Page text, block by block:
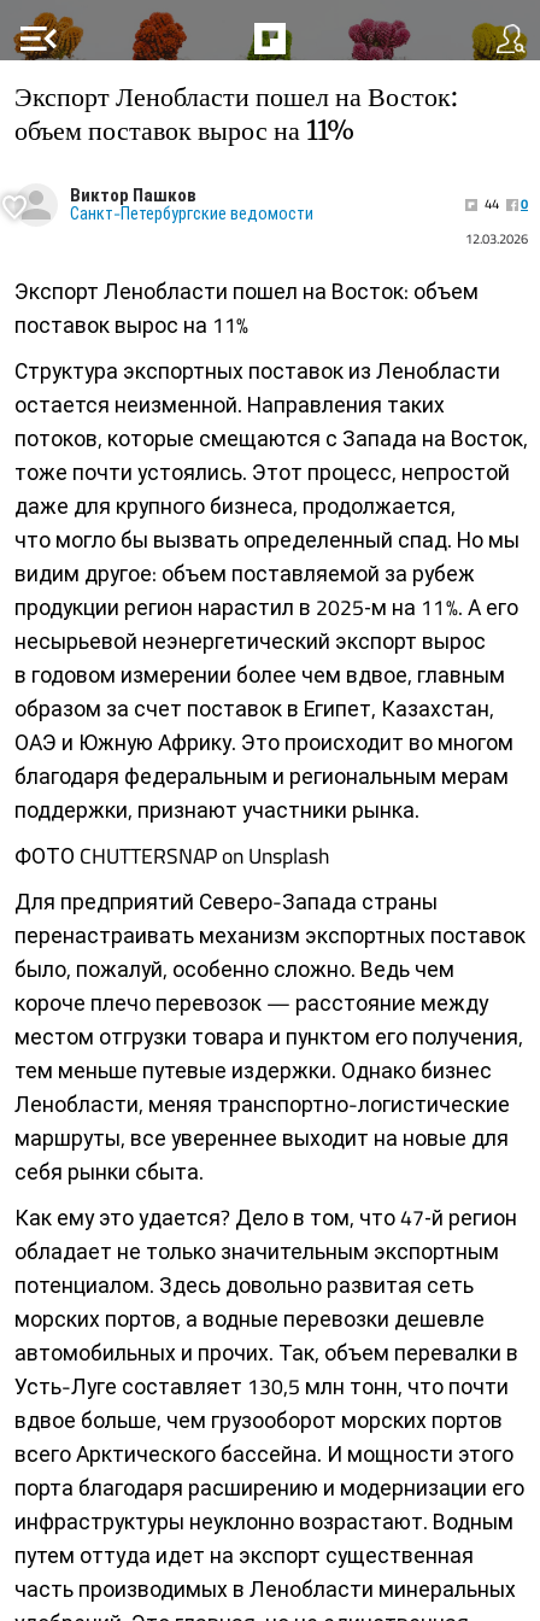
menu_open
Экспорт Ленобласти пошел на Восток:
объем поставок вырос на 11%
Виктор Пашков
Санкт-Петербургские ведомости 44
0
12.03.2026
Экспорт Ленобласти пошел на Восток: объем
поставок вырос на 11%
Структура экспортных поставок из Ленобласти
остается неизменной. Направления таких
потоков, которые смещаются с Запада на Восток,
тоже почти устоялись. Этот процесс, непростой
даже для крупного бизнеса, продолжается,
что могло бы вызвать определенный спад. Но мы
видим другое: объем поставляемой за рубеж
продукции регион нарастил в 2025‑м на 11 %. А его
несырьевой неэнергетический экспорт вырос
в годовом измерении более чем вдвое, главным
образом за счет поставок в Египет, Казахстан,
ОАЭ и Южную Африку. Это происходит во многом
благодаря федеральным и региональным мерам
поддержки, признают участники рынка.
ФОТО CHUTTERSNAP on Unsplash
Для предприятий Северо-Запада страны
перенастраивать механизм экспортных поставок
было, пожалуй, особенно сложно. Ведь чем
короче плечо перевозок — расстояние между
мес­том отгрузки товара и пунк­том его получения,
тем меньше путевые издержки. Однако бизнес
Ленобласти, меняя транспорт­но-логистические
маршруты, все увереннее выходит на новые для
себя рынки сбыта.
Как ему это удается? Дело в том, что 47‑й регион
обладает не только значительным экспортным
потенциалом. Здесь довольно развитая сеть
морских портов, а водные перевозки дешевле
автомобильных и прочих. Так, объем перевалки в
Усть-Луге составляет 130,5 млн тонн, что почти
вдвое больше, чем грузооборот морских портов
всего Арктического бассейна. И мощности этого
порта благодаря расширению и модернизации его
инфраструктуры неуклонно возрастают. Водным
путем оттуда идет на экспорт существенная
часть производимых в Ленобласти минеральных